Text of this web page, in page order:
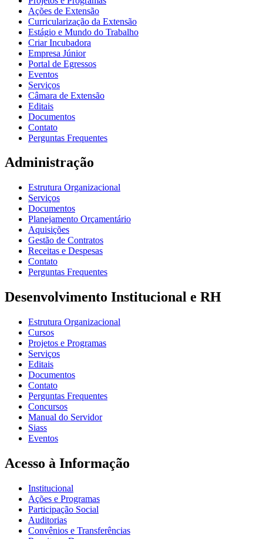
Ações de Extensão
Curricularização da Extensão
Estágio e Mundo do Trabalho
Criar Incubadora
Empresa Júnior
Portal de Egressos
Eventos
Serviços
Câmara de Extensão
Editais
Documentos
Contato
Perguntas Frequentes
Administração
Estrutura Organizacional
Serviços
Documentos
Planejamento Orçamentário
Aquisições
Gestão de Contratos
Receitas e Despesas
Contato
Perguntas Frequentes
Desenvolvimento Institucional e RH
Estrutura Organizacional
Cursos
Projetos e Programas
Serviços
Editais
Documentos
Contato
Perguntas Frequentes
Concursos
Manual do Servidor
Siass
Eventos
Acesso à Informação
Institucional
Ações e Programas
Participação Social
Auditorias
Convênios e Transferências